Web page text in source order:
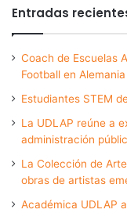
Entradas
Coach de Escuelas
Football en Alemania
Estudiantes STEM
La UDLAP reúne a
administración
La Colección de
obras de artistas
Académica UDLAP